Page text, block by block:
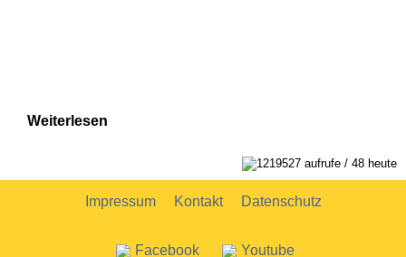
Weiterlesen
1219527 aufrufe / 48 heute
Impressum Kontakt Datenschutz
Facebook Youtube